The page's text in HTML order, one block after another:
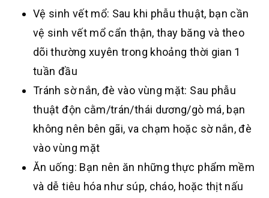
Vệ sinh vết mổ: Sau khi phẫu thuật, bạn cần
vệ sinh vết mổ cẩn thận, thay băng và theo
dõi thường xuyên trong khoảng thời gian 1
tuần đầu
Tránh sờ nắn, đè vào vùng mặt: Sau phẫu
thuật độn cằm/trán/thái dương/gò má, bạn
không nên bên gãi, va chạm hoặc sờ nắn, đè
vào vùng mặt
Ăn uống: Bạn nên ăn những thực phẩm mềm
và dễ tiêu hóa như súp, cháo, hoặc thịt nấu